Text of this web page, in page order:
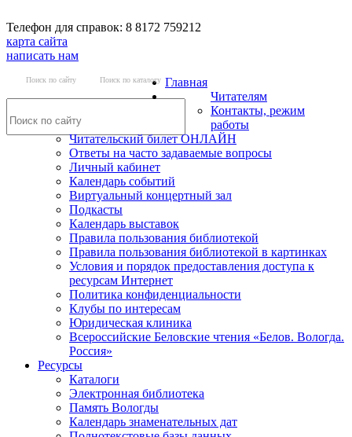
Телефон для справок: 8 8172 759212
карта сайта
написать нам
Поиск по сайту Поиск по каталогу Главная
Читателям
Контакты, режим
работы
Читательский билет ОНЛАЙН
Ответы на часто задаваемые вопросы
Личный кабинет
Календарь событий
Виртуальный концертный зал
Подкасты
Календарь выставок
Правила пользования библиотекой
Правила пользования библиотекой в картинках
Условия и порядок предоставления доступа к
ресурсам Интернет
Политика конфиденциальности
Клубы по интересам
Юридическая клиника
Всероссийские Беловские чтения «Белов. Вологда.
Россия»
Ресурсы
Каталоги
Электронная библиотека
Память Вологды
Календарь знаменательных дат